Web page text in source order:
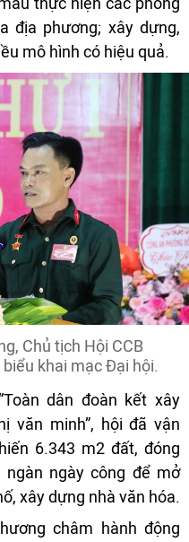
địa phương; xây dựng,
mô hình có hiệu quả.
Chủ tịch Hội CCB
khai mạc Đại hội.
dân đoàn kết xây
văn minh”, hội đã vận
6.343 m2 đất, đóng
ngày công để mở
xây dựng nhà văn hóa.
châm hành động